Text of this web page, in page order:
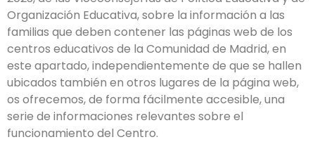
Organización Educativa, sobre la información a las
familias que deben contener las páginas web de los
centros educativos de la Comunidad de Madrid, en
este apartado, independientemente de que se hallen
ubicados también en otros lugares de la página web,
os ofrecemos, de forma fácilmente accesible, una
serie de informaciones relevantes sobre el
funcionamiento del Centro.